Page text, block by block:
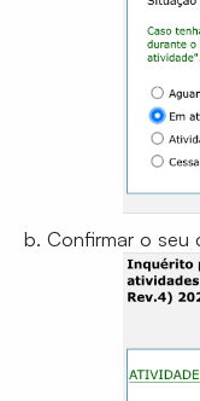
b. Confirmar o seu